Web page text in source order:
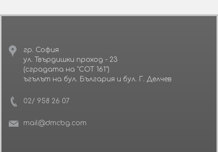
гр. София
ул. Твърдишки проход - 23
(сградата на "СОТ 161")
ъгълът на бул. България и бул. Г. Делчев
02/ 958 26 07
mail@dmcbg.com